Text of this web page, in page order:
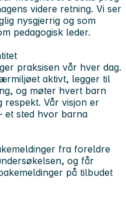
videre retning. Vi ser
nysgjerrig og som
pedagogisk leder.
praksisen vår hver dag.
aktivt, legger til
og møter hvert barn
respekt. Vår visjon er
et sted hvor barna
fra foreldre
og får
på tilbudet